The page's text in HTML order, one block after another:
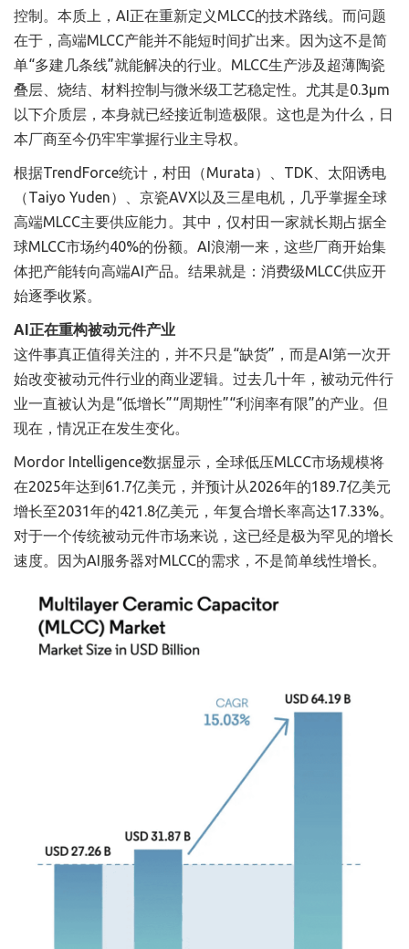
控制。本质上，AI正在重新定义MLCC的技术路线。而问题
在于，高端MLCC产能并不能短时间扩出来。因为这不是简
单“多建几条线”就能解决的行业。MLCC生产涉及超薄陶瓷
叠层、烧结、材料控制与微米级工艺稳定性。尤其是0.3µm
以下介质层，本身就已经接近制造极限。这也是为什么，日
本厂商至今仍牢牢掌握行业主导权。
根据TrendForce统计，村田（Murata）、TDK、太阳诱电
（Taiyo Yuden）、京瓷AVX以及三星电机，几乎掌握全球
高端MLCC主要供应能力。其中，仅村田一家就长期占据全
球MLCC市场约40%的份额。AI浪潮一来，这些厂商开始集
体把产能转向高端AI产品。结果就是：消费级MLCC供应开
始逐季收紧。
AI正在重构被动元件产业
这件事真正值得关注的，并不只是“缺货”，而是AI第一次开
始改变被动元件行业的商业逻辑。过去几十年，被动元件行
业一直被认为是“低增长”“周期性”“利润率有限”的产业。但
现在，情况正在发生变化。
Mordor Intelligence数据显示，全球低压MLCC市场规模将
在2025年达到61.7亿美元，并预计从2026年的189.7亿美元
增长至2031年的421.8亿美元，年复合增长率高达17.33%。
对于一个传统被动元件市场来说，这已经是极为罕见的增长
速度。因为AI服务器对MLCC的需求，不是简单线性增长。